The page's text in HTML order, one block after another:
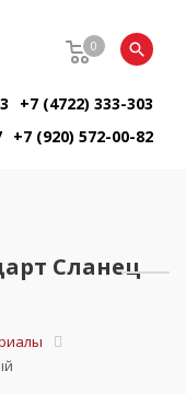
0
+7 (4722) 333-303
+7 (920) 572-00-82
Сланец